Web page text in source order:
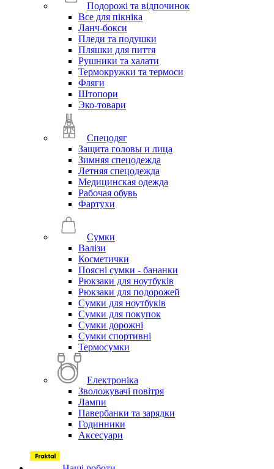
Подорожі та відпочинок
Все для пікніка
Ланч-бокси
Пледи та подушки
Пляшки для пиття
Рушники та халати
Термокружки та термоси
Фляги
Штопори
Эко-товари
Спецодяг
Защита головы и лица
Зимняя спецодежда
Летняя спецодежда
Медицинская одежда
Рабочая обувь
Фартухи
Сумки
Валізи
Косметички
Поясні сумки - бананки
Рюкзаки для ноутбуків
Рюкзаки для подорожей
Сумки для ноутбуків
Сумки для покупок
Сумки дорожні
Сумки спортивні
Термосумки
Електроніка
Зволожувачі повітря
Лампи
Павербанки та зарядки
Годинники
Аксесуари